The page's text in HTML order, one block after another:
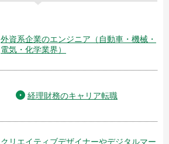
外資系企業のエンジニア（自動車・機械・
電気・化学業界）
経理財務のキャリア転職
クリエイティブデザイナーやデジタルマー